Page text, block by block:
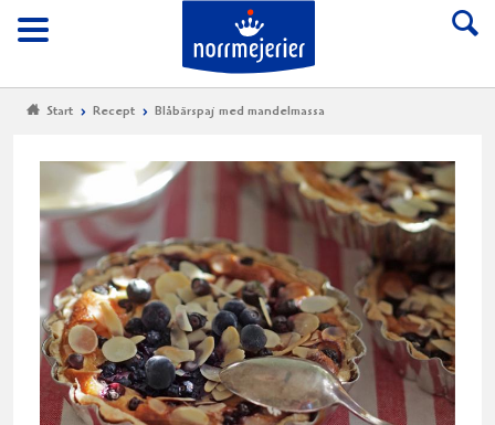
Meny
Till Norrmejerier
Start Recept Blåbärspaj med mandelmassa